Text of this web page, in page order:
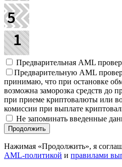
Предварительная AML
Предварительную AML
принимаю, что при остановке
возможна заморозка средств до
при приеме криптовалюты или
комиссии при выплате
Не запоминать введенные
Нажимая «Продолжить», я
AML-политикой и правилами